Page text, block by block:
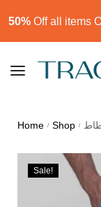
50% Off all items
Home / Shop /
Sale!